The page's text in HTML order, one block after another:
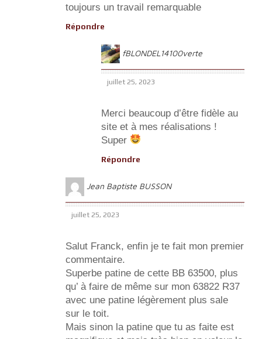
toujours un travail remarquable
Répondre
fBLONDEL14100verte
juillet 25, 2023
Merci beaucoup d’être fidèle au
site et à mes réalisations !
Super
Répondre
Jean Baptiste BUSSON
juillet 25, 2023
Salut Franck, enfin je te fait mon premier
commentaire.
Superbe patine de cette BB 63500, plus
qu’ à faire de même sur mon 63822 R37
avec une patine légèrement plus sale
sur le toit.
Mais sinon la patine que tu as faite est